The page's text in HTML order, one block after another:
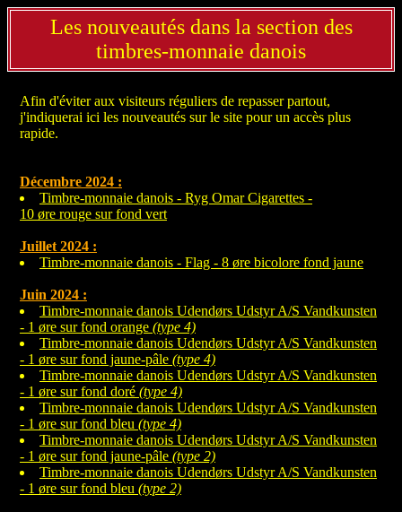
Les nouveautés dans la section des
timbres-monnaie danois
Afin d'éviter aux visiteurs réguliers de repasser partout,
j'indiquerai ici les nouveautés sur le site pour un accès plus
rapide.
Décembre 2024 :
Timbre-monnaie danois - Ryg Omar Cigarettes -
10 øre rouge sur fond vert
Juillet 2024 :
Timbre-monnaie danois - Flag - 8 øre bicolore fond jaune
Juin 2024 :
Timbre-monnaie danois Udendørs Udstyr A/S Vandkunsten
- 1 øre sur fond orange (type 4)
Timbre-monnaie danois Udendørs Udstyr A/S Vandkunsten
- 1 øre sur fond jaune-pâle (type 4)
Timbre-monnaie danois Udendørs Udstyr A/S Vandkunsten
- 1 øre sur fond doré (type 4)
Timbre-monnaie danois Udendørs Udstyr A/S Vandkunsten
- 1 øre sur fond bleu (type 4)
Timbre-monnaie danois Udendørs Udstyr A/S Vandkunsten
- 1 øre sur fond jaune-pâle (type 2)
Timbre-monnaie danois Udendørs Udstyr A/S Vandkunsten
- 1 øre sur fond bleu (type 2)